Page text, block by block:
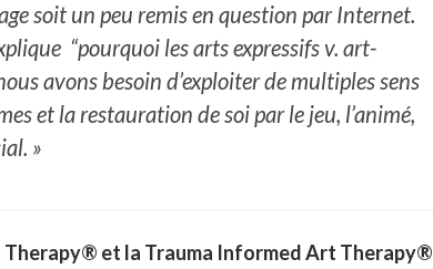
soit un peu remis en question par Internet.
“pourquoi les arts expressifs v. art-
avons besoin d’exploiter de multiples sens
et la restauration de soi par le jeu, l’animé,
»
Therapy® et la Trauma Informed Art Therapy®